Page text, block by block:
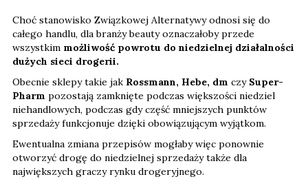
Choć stanowisko Związkowej Alternatywy odnosi się do
całego handlu, dla branży beauty oznaczałoby przede
wszystkim możliwość powrotu do niedzielnej działalności
dużych sieci drogerii.
Obecnie sklepy takie jak Rossmann, Hebe, dm czy Super-
Pharm pozostają zamknięte podczas większości niedziel
niehandlowych, podczas gdy część mniejszych punktów
sprzedaży funkcjonuje dzięki obowiązującym wyjątkom.
Ewentualna zmiana przepisów mogłaby więc ponownie
otworzyć drogę do niedzielnej sprzedaży także dla
największych graczy rynku drogeryjnego.